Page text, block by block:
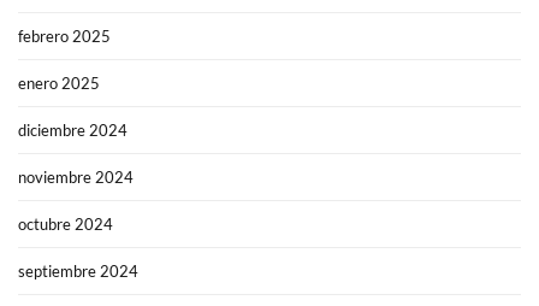
febrero 2025
enero 2025
diciembre 2024
noviembre 2024
octubre 2024
septiembre 2024